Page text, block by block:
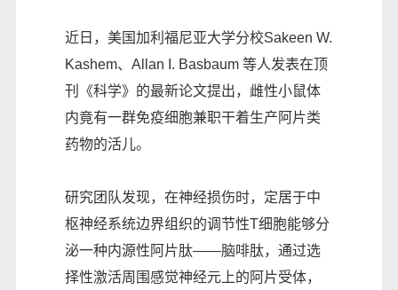
近日，美国加利福尼亚大学分校Sakeen W.
Kashem、Allan I. Basbaum 等人发表在顶
刊《科学》的最新论文提出，雌性小鼠体
内竟有一群免疫细胞兼职干着生产阿片类
药物的活儿。
研究团队发现，在神经损伤时，定居于中
枢神经系统边界组织的调节性T细胞能够分
泌一种内源性阿片肽——脑啡肽，通过选
择性激活周围感觉神经元上的阿片受体，